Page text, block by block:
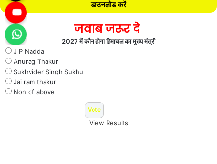
डाउनलोड करें
जवाब जरूर दे
2027 में कौन होगा हिमाचल का मुख्य मंत्री
J P Nadda
Anurag Thakur
Sukhvider Singh Sukhu
Jai ram thakur
Non of above
View Results